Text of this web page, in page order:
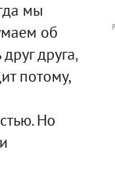
мы
об
друга,
потому,
Но